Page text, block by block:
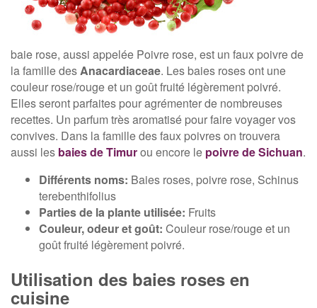
baie rose, aussi appelée Poivre rose, est un faux poivre de
la famille desAnacardiaceae. Les baies roses ont une
couleur rose/rouge et un goût fruité légèrement poivré.
Elles seront parfaites pour agrémenter de nombreuses
recettes. Un parfum très aromatisé pour faire voyager vos
convives. Dans la famille des faux poivres on trouvera
aussi les baies de Timurou encore le poivre de Sichuan.
Différents noms: Baies roses, poivre rose, Schinus
terebenthifolius
Parties de la plante utilisée: Fruits
Couleur, odeur et goût: Couleur rose/rouge et un
goût fruité légèrement poivré.
Utilisation des baies roses en
cuisine